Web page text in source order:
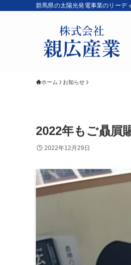
群馬県の太陽光発電事業のリーデ
ホーム お知らせ
2022年もご贔屓
2022年12月29日